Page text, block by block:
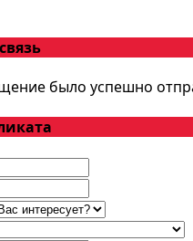
было успешно